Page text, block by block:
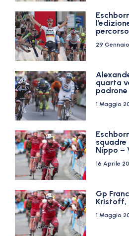
29
quarta
1 Maggio
squadre
Nippo –
16 Aprile
Gp
Kristoff,
1 Maggio